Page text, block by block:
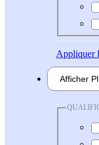
Appliquer
Afficher